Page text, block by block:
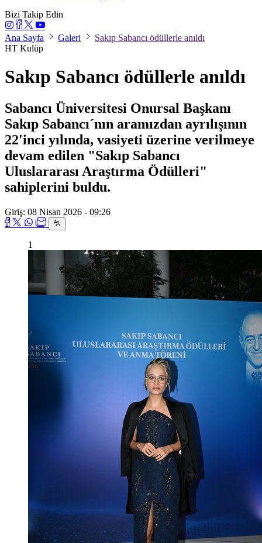
Bizi Takip Edin
Ana Sayfa Galeri
Sakıp Sabancı ödüllerle anıldı
HT Kulüp
Sakıp Sabancı ödüllerle anıldı
Sabancı Üniversitesi Onursal Başkanı
Sakıp Sabancı´nın aramızdan ayrılışının
22'inci yılında, vasiyeti üzerine verilmeye
devam edilen "Sakıp Sabancı
Uluslararası Araştırma Ödülleri"
sahiplerini buldu.
Giriş: 08 Nisan 2026 - 09:26
1